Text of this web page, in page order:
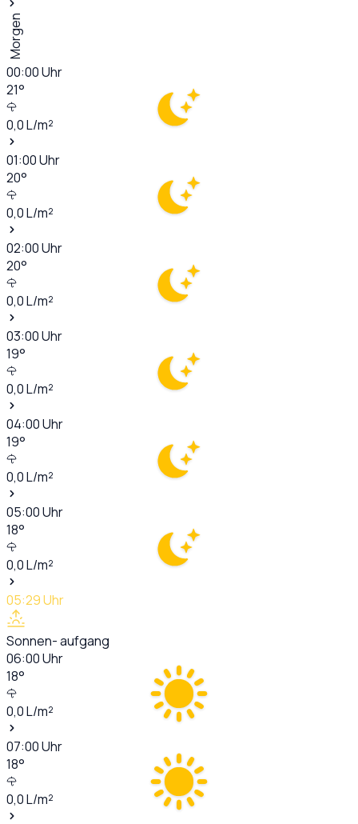
Morgen
00:00Uhr
21°
0,0L/m²
01:00Uhr
20°
0,0L/m²
02:00Uhr
20°
0,0L/m²
03:00Uhr
19°
0,0L/m²
04:00Uhr
19°
0,0L/m²
05:00Uhr
18°
0,0L/m²
05:29Uhr
Sonnen- aufgang
06:00Uhr
18°
0,0L/m²
07:00Uhr
18°
0,0L/m²